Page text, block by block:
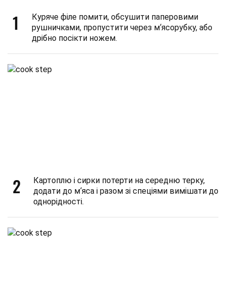
1
Куряче філе помити, обсушити паперовими
рушничками, пропустити через м‘ясорубку, або
дрібно посікти ножем.
2
Картоплю і сирки потерти на середню терку,
додати до м‘яса і разом зі спеціями вимішати до
однорідності.